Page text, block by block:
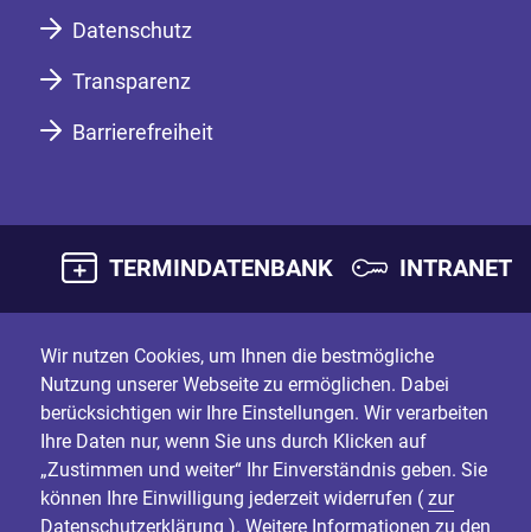
Datenschutz
Transparenz
Barrierefreiheit
TERMINDATENBANK INTRANET
Wir nutzen Cookies, um Ihnen die bestmögliche
Nutzung unserer Webseite zu ermöglichen. Dabei
berücksichtigen wir Ihre Einstellungen. Wir verarbeiten
Ihre Daten nur, wenn Sie uns durch Klicken auf
„Zustimmen und weiter“ Ihr Einverständnis geben. Sie
können Ihre Einwilligung jederzeit widerrufen ( zur
Datenschutzerklärung ). Weitere Informationen zu den